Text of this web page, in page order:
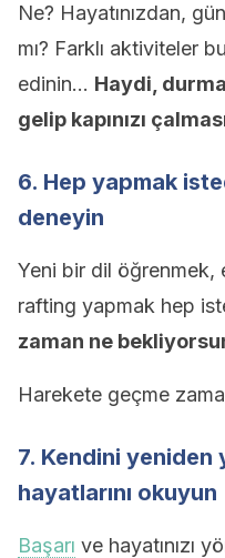
Ne? Hayatınızdan,
mı? Farklı aktiviteler
edinin… Haydi,
gelip kapınızı
6. Hep yapmak
deneyin
Yeni bir dil öğrenmek,
rafting yapmak hep
zaman ne
Harekete geçme
7. Kendini yeniden
hayatlarını okuyun
Başarı ve hayatınızı